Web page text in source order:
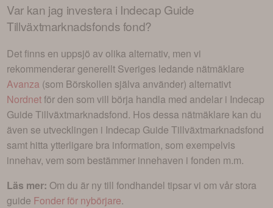
Var kan jag investera i Indecap Guide
Tillväxtmarknadsfonds fond?
Det finns en uppsjö av olika alternativ, men vi
rekommenderar generellt Sveriges ledande nätmäklare
Avanza (som Börskollen själva använder) alternativt
Nordnetför den som vill börja handla med andelar i Indecap
Guide Tillväxtmarknadsfond. Hos dessa nätmäklare kan du
även se utvecklingen i Indecap Guide Tillväxtmarknadsfond
samt hitta ytterligare bra information, som exempelvis
innehav, vem som bestämmer innehaven i fonden m.m.
Läs mer: Om du är ny till fondhandel tipsar vi om vår stora
guide Fonder för nybörjare.